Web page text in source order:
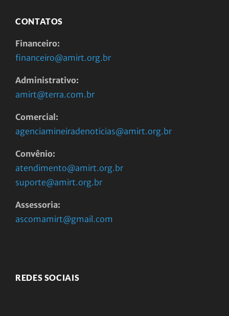
CONTATOS
Financeiro:
financeiro@amirt.org.br
Administrativo:
amirt@terra.com.br
Comercial:
agenciamineiradenoticias@amirt.org.br
Convênio:
atendimento@amirt.org.br
suporte@amirt.org.br
Assessoria:
ascomamirt@gmail.com
REDES SOCIAIS